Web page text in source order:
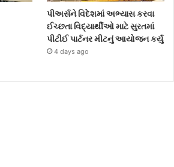
પીઅર્સને વિદેશમાં અભ્યાસ કરવા
ઈચ્છતા વિદ્યાર્થીઓ માટે સુરતમાં
પીટીઈ પાર્ટનર મીટનું આયોજન કર્યું
4 days ago